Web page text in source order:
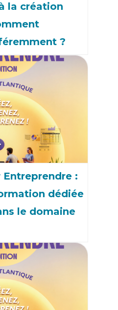
la création
?
Entreprendre :
dédiée
le domaine